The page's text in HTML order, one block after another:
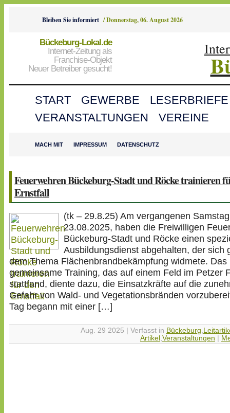
Bleiben Sie informiert /Donnerstag, 06. August 2026
Bückeburg-Lokal.de
Internet-Zeitung als
Franchise-Objekt
Neuer Betreiber gesucht!
START GEWERBE
LESERBRIEFE
VERANSTALTUNGEN
VEREINE
MACH MIT IMPRESSUM DATENSCHUTZ
Feuerwehren Bückeburg-Stadt und Röcke trainieren
Ernstfall
(tk – 29.8.25) Am vergangenen
23.08.2025, haben die Freiwilligen
Bückeburg-Stadt und Röcke einen
Ausbildungsdienst abgehalten, der sich
dem Thema Flächenbrandbekämpfung widmete. Das
gemeinsame Training, das auf einem Feld im Petzer
stattfand, diente dazu, die Einsatzkräfte auf die
Gefahr von Wald- und Vegetationsbränden
Tag begann mit einer […]
Aug. 29 2025 | Verfasst in Bückeburg,
Artikel ,Veranstaltungen